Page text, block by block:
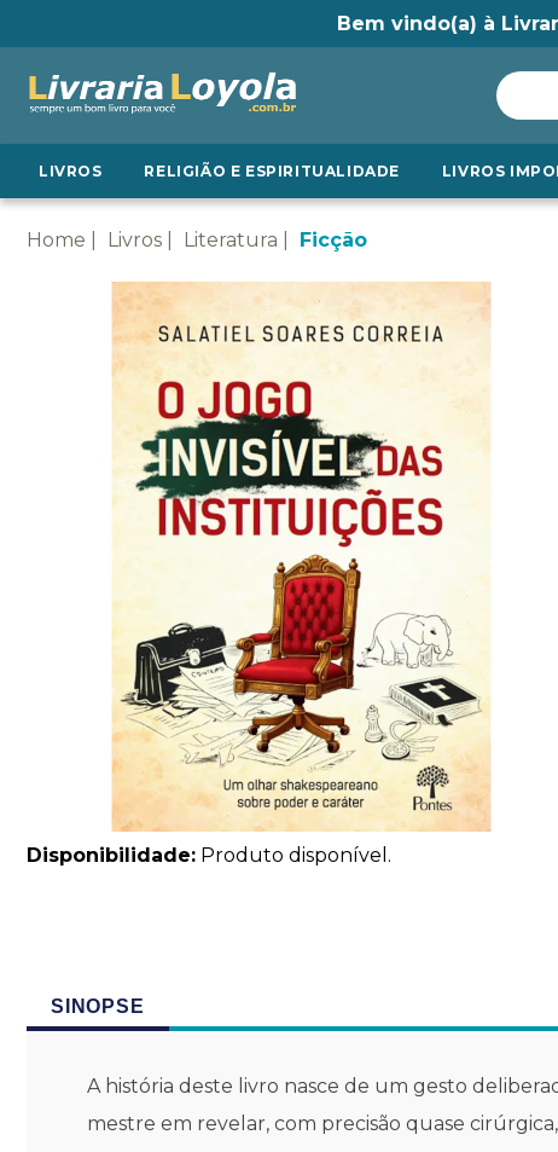
Bem vindo(a) à
LIVROS RELIGIÃO E ESPIRITUALIDADE LIVROS
Home Livros Literatura Ficção
Disponibilidade: Produto disponível.
SINOPSE
A história deste livro nasce de um gesto
mestre em revelar, com precisão quase